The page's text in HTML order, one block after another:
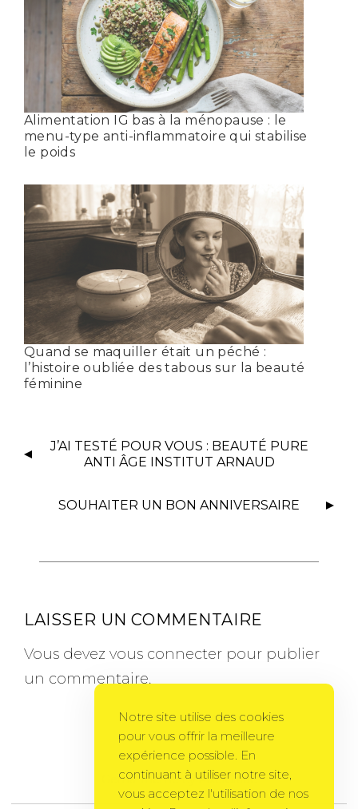
Alimentation IG bas à la ménopause : le
menu-type anti-inflammatoire qui stabilise
le poids
Quand se maquiller était un péché :
l’histoire oubliée des tabous sur la beauté
féminine
J’AI TESTÉ POUR VOUS : BEAUTÉ PURE
ANTI ÂGE INSTITUT ARNAUD
SOUHAITER UN BON ANNIVERSAIRE
LAISSER UN COMMENTAIRE
Vous devez vous connecter pour publier
un commentaire.
Gema Theme by PixelGrade
Notre site utilise des cookies
pour vous offrir la meilleure
expérience possible. En
continuant à utiliser notre site,
vous acceptez l'utilisation de nos